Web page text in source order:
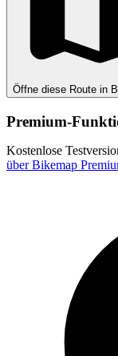
Öffne diese Route in
Premium-
Kostenlose
über Bikemap